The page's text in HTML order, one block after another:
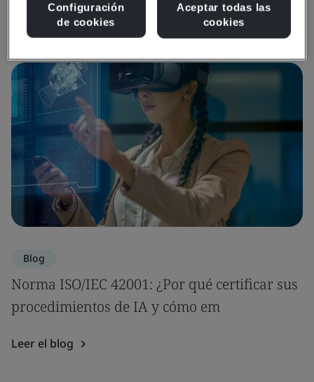
Recursos multimedia
Blog
Norma ISO/IEC 42001: ¿Por qué certificar sus
procedimientos de IA y cómo em
Leer el blog
Configuración
de cookies
Aceptar todas las
cookies